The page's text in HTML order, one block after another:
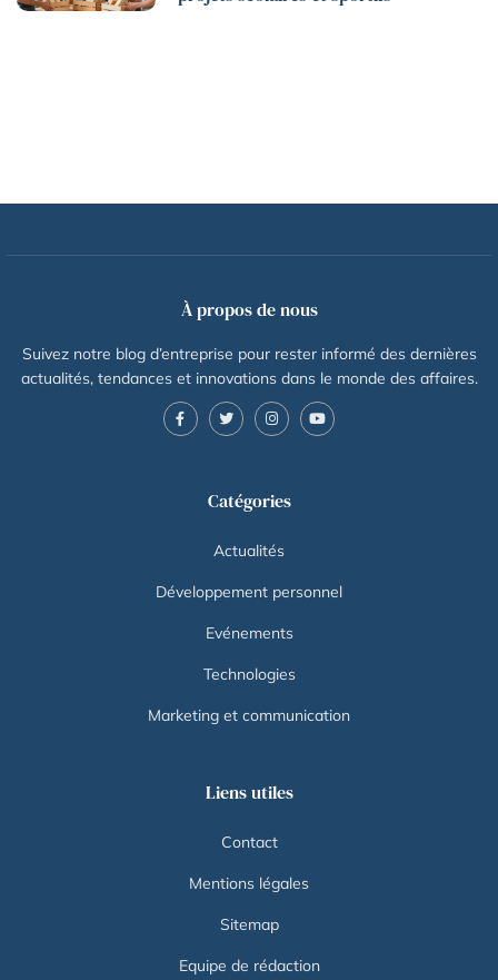
À propos de nous
Suivez notre blog d’entreprise pour rester informé des dernières
actualités, tendances et innovations dans le monde des affaires.
Catégories
Actualités
Développement personnel
Evénements
Technologies
Marketing et communication
Liens utiles
Contact
Mentions légales
Sitemap
Equipe de rédaction